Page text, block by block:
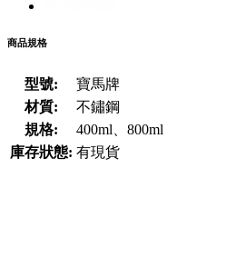
商品規格
型號:
寶馬牌
材質:
不鏽鋼
規格:
400ml、800ml
庫存狀態: 有現貨